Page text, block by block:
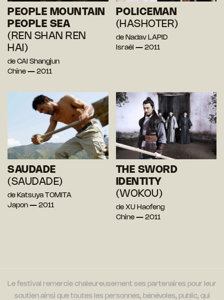
PEOPLE MOUNTAIN
PEOPLE SEA
(REN SHAN REN
HAI)
de CAI Shangjun
Chine — 2011
POLICEMAN
(HASHOTER)
de Nadav LAPID
Israël — 2011
SAUDADE
(SAUDADE)
de Katsuya TOMITA
Japon — 2011
THE SWORD
IDENTITY
(WOKOU)
de XU Haofeng
Chine — 2011
Le festival remercie chaleureusement ses partenaires pour leur
soutien ainsi que toutes les personnes, bénévoles, public, qui